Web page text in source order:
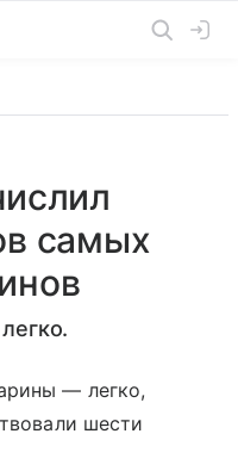
самых
— легко,
шести